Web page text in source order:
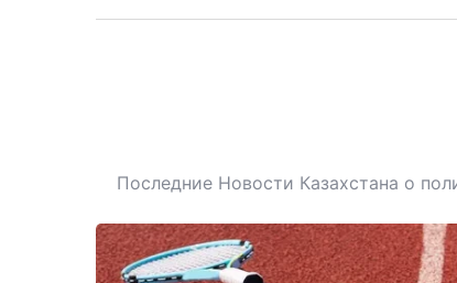
Последние Новости Казахстана о